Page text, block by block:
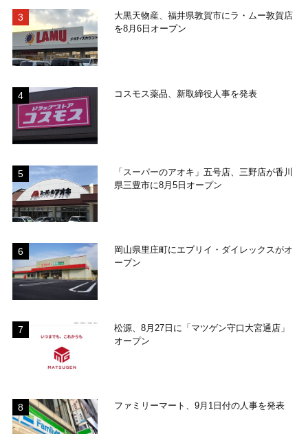
大黒天物産、福井県敦賀市にラ・ムー敦賀店
を8月6日オープン
コスモス薬品、新取締役人事を発表
「スーパーのアオキ」五号店、三野店が香川
県三豊市に8月5日オープン
岡山県里庄町にエブリイ・ダイレックスがオ
ープン
松源、8月27日に「マツゲン守口大宮通店」
オープン
ファミリーマート、9月1日付の人事を発表